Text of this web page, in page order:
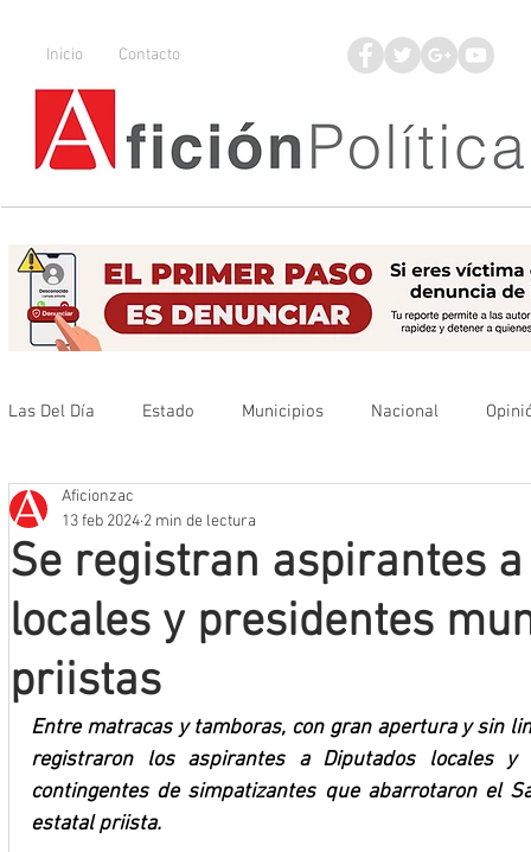
Inicio Contacto
Las Del Día Estado Municipios Nacional
Que no se olvide
Mineros LNBP
Se registran aspirantes
locales y presidentes
priistas
Aficionzac
13 feb 2024 2 min de lectura
Entre matracas y tamboras, con gran apertura y sin
registraron los aspirantes a Diputados locales y
contingentes de simpatizantes que abarrotaron el
estatal priista.